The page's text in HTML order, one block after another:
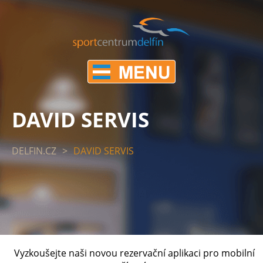
DAVID SERVIS
DELFIN.CZ > DAVID SERVIS
Vyzkoušejte naši novou rezervační aplikaci pro mobilní